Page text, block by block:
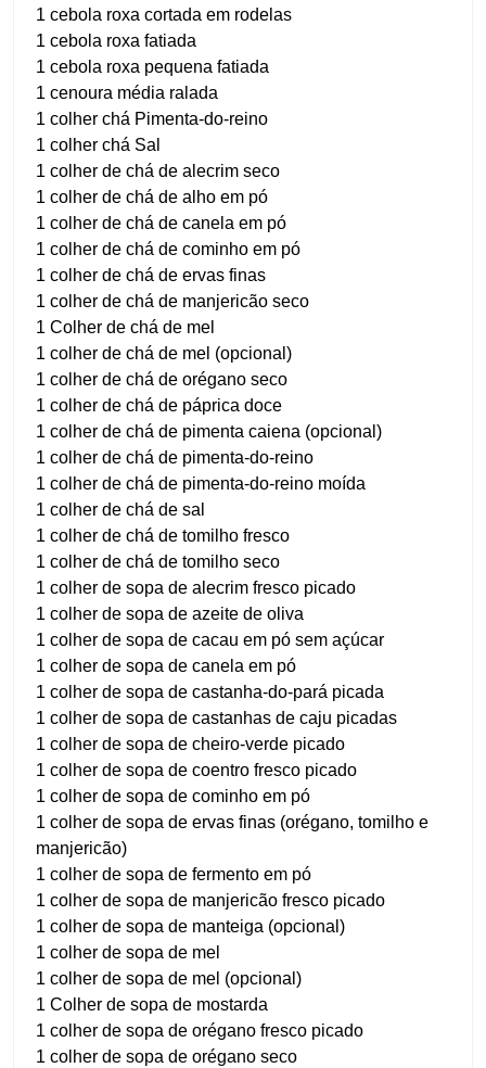
1 cebola roxa cortada em rodelas
1 cebola roxa fatiada
1 cebola roxa pequena fatiada
1 cenoura média ralada
1 colher chá Pimenta-do-reino
1 colher chá Sal
1 colher de chá de alecrim seco
1 colher de chá de alho em pó
1 colher de chá de canela em pó
1 colher de chá de cominho em pó
1 colher de chá de ervas finas
1 colher de chá de manjericão seco
1 Colher de chá de mel
1 colher de chá de mel (opcional)
1 colher de chá de orégano seco
1 colher de chá de páprica doce
1 colher de chá de pimenta caiena (opcional)
1 colher de chá de pimenta-do-reino
1 colher de chá de pimenta-do-reino moída
1 colher de chá de sal
1 colher de chá de tomilho fresco
1 colher de chá de tomilho seco
1 colher de sopa de alecrim fresco picado
1 colher de sopa de azeite de oliva
1 colher de sopa de cacau em pó sem açúcar
1 colher de sopa de canela em pó
1 colher de sopa de castanha-do-pará picada
1 colher de sopa de castanhas de caju picadas
1 colher de sopa de cheiro-verde picado
1 colher de sopa de coentro fresco picado
1 colher de sopa de cominho em pó
1 colher de sopa de ervas finas (orégano, tomilho e
manjericão)
1 colher de sopa de fermento em pó
1 colher de sopa de manjericão fresco picado
1 colher de sopa de manteiga (opcional)
1 colher de sopa de mel
1 colher de sopa de mel (opcional)
1 Colher de sopa de mostarda
1 colher de sopa de orégano fresco picado
1 colher de sopa de orégano seco